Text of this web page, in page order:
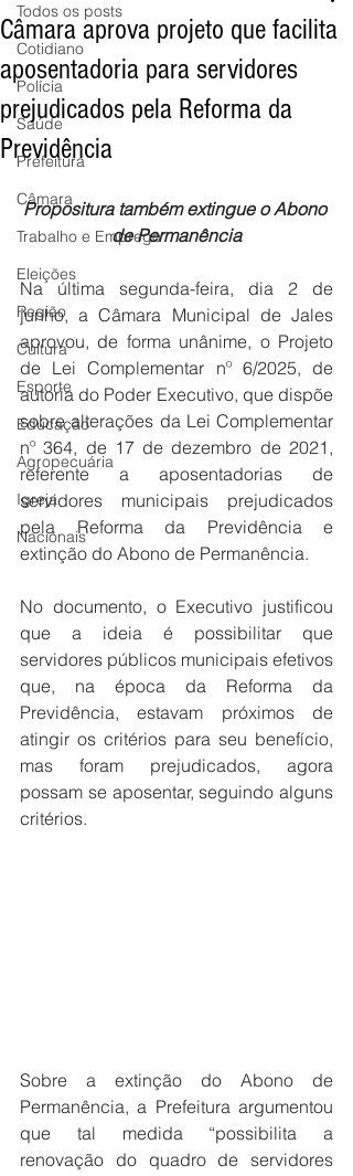
Todos os posts
Cotidiano
Polícia
Saúde
Prefeitura
Câmara
Trabalho e Emprego
Eleições
Região
Cultura
Esporte
Educação
Agropecuária
Igreja
Nacionais
Câmara aprova projeto que facilita
aposentadoria para servidores
prejudicados pela Reforma da
Previdência
Propositura também extingue o Abono
de Permanência
Na última segunda-feira, dia 2 de
junho, a Câmara Municipal de Jales
aprovou, de forma unânime, o Projeto
de Lei Complementar nº 6/2025, de
autoria do Poder Executivo, que dispõe
sobre alterações da Lei Complementar
nº 364, de 17 de dezembro de 2021,
referente a aposentadorias de
servidores municipais prejudicados
pela Reforma da Previdência e
extinção do Abono de Permanência.
No documento, o Executivo justificou
que a ideia é possibilitar que
servidores públicos municipais efetivos
que, na época da Reforma da
Previdência, estavam próximos de
atingir os critérios para seu benefício,
mas foram prejudicados, agora
possam se aposentar, seguindo alguns
critérios.
Sobre a extinção do Abono de
Permanência, a Prefeitura argumentou
que tal medida “possibilita a
renovação do quadro de servidores